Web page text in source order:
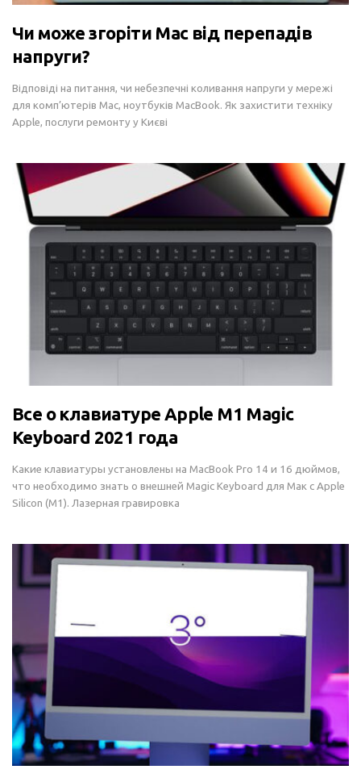
Чи може згоріти Mac від перепадів
напруги?
Відповіді на питання, чи небезпечні коливання напруги у мережі
для комп’ютерів Mac, ноутбуків MacBook. Як захистити техніку
Apple, послуги ремонту у Києві
Все о клавиатуре Apple M1 Magic
Keyboard 2021 года
Какие клавиатуры установлены на MacBook Pro 14 и 16 дюймов,
что необходимо знать о внешней Magic Keyboard для Мак с Apple
Silicon (M1). Лазерная гравировка